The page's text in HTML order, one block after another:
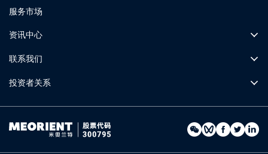
服务市场
资讯中心
联系我们
投资者关系